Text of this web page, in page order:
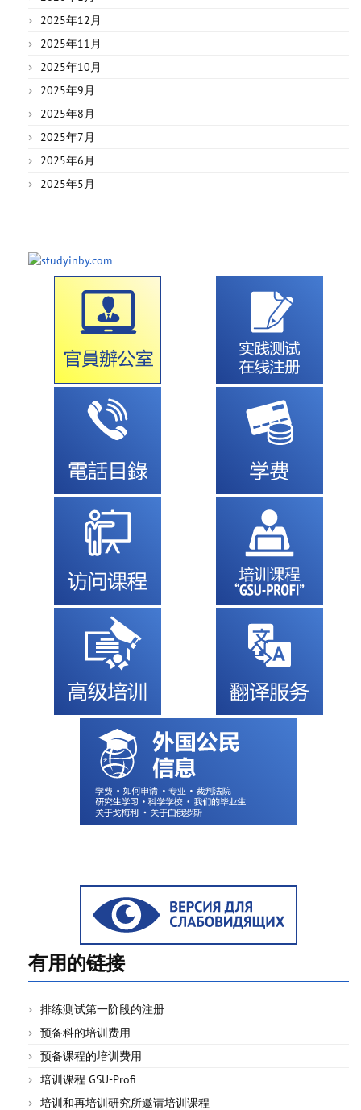
2025年12月
2025年11月
2025年10月
2025年9月
2025年8月
2025年7月
2025年6月
2025年5月
有用的链接
排练测试第一阶段的注册
预备科的培训费用
预备课程的培训费用
培训课程 GSU-Profi
培训和再培训研究所邀请培训课程